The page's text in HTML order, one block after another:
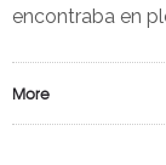
encontraba en
More